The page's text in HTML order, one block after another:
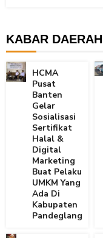
KABAR DAERAH
HCMA
Pusat
Banten
Gelar
Sosialisasi
Sertifikat
Halal &
Digital
Marketing
Buat Pelaku
UMKM Yang
Ada Di
Kabupaten
Pandeglang